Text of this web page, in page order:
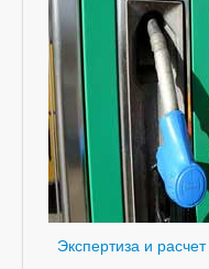
Экспертиза и